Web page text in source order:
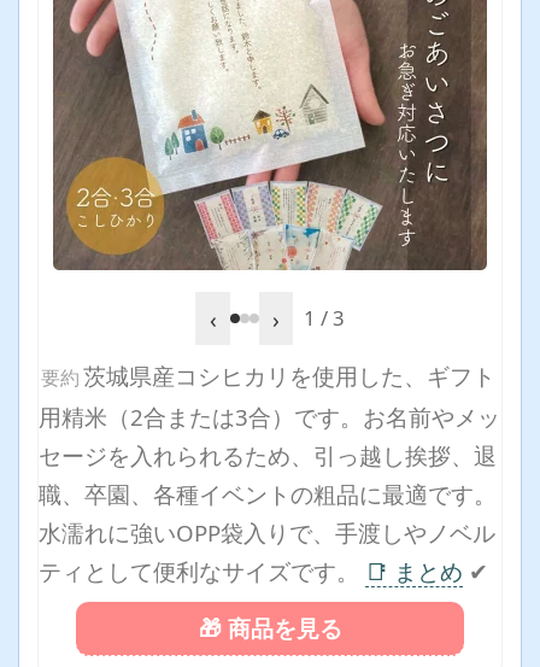
‹ › 1 / 3
要約 茨城県産コシヒカリを使用した、ギフト
用精米（2合または3合）です。お名前やメッ
セージを入れられるため、引っ越し挨拶、退
職、卒園、各種イベントの粗品に最適です。
水濡れに強いOPP袋入りで、手渡しやノベル
ティとして便利なサイズです。
📑 まとめ ✔
🎁 商品を見る